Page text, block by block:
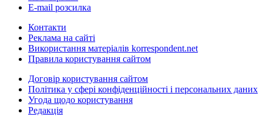
E-mail розсилка
Контакти
Реклама на сайті
Використання матеріалів korrespondent.net
Правила користування сайтом
Договір користування сайтом
Політика у сфері конфіденційності і персональних даних
Угода щодо користування
Редакція